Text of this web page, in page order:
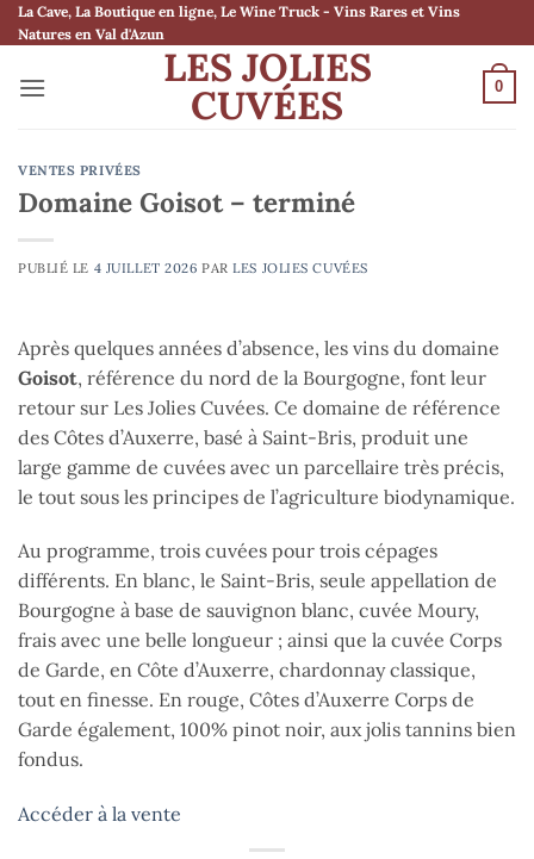
Passer
au
La Cave, La Boutique en ligne, Le Wine Truck - Vins Rares et Vins
Natures en Val d'Azun
LES JOLIES
CUVÉES 0
VENTES PRIVÉES
Domaine Goisot – terminé
PUBLIÉ LE 4 JUILLET 2026 PARLES JOLIES CUVÉES
Après quelques années d’absence, les vins du domaine
Goisot, référence du nord de la Bourgogne, font leur
retour sur Les Jolies Cuvées. Ce domaine de référence
des Côtes d’Auxerre, basé à Saint-Bris, produit une
large gamme de cuvées avec un parcellaire très précis,
le tout sous les principes de l’agriculture biodynamique.
Au programme, trois cuvées pour trois cépages
différents. En blanc, le Saint-Bris, seule appellation de
Bourgogne à base de sauvignon blanc, cuvée Moury,
frais avec une belle longueur ; ainsi que la cuvée Corps
de Garde, en Côte d’Auxerre, chardonnay classique,
tout en finesse. En rouge, Côtes d’Auxerre Corps de
Garde également, 100% pinot noir, aux jolis tannins bien
fondus.
Accéder à la vente